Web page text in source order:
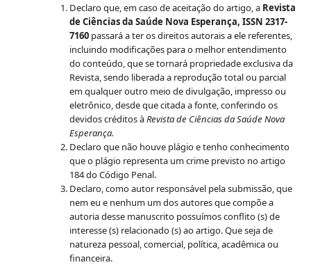
Declaro que, em caso de aceitação do artigo, a Revista
de Ciências da Saúde Nova Esperança, ISSN 2317-
7160passará a ter os direitos autorais a ele referentes,
incluindo modificações para o melhor entendimento
do conteúdo, que se tornará propriedade exclusiva da
Revista, sendo liberada a reprodução total ou parcial
em qualquer outro meio de divulgação, impresso ou
eletrônico, desde que citada a fonte, conferindo os
devidos créditos àRevista de Ciências da Saúde Nova
Esperança.
Declaro que não houve plágio e tenho conhecimento
que o plágio representa um crime previsto no artigo
184 do Código Penal.
Declaro, como autor responsável pela submissão, que
nem eu e nenhum um dos autores que compõe a
autoria desse manuscrito possuímos conflito (s) de
interesse (s) relacionado (s) ao artigo. Que seja de
natureza pessoal, comercial, política, acadêmica ou
financeira.